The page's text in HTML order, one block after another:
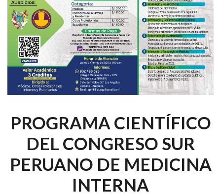
PROGRAMA CIENTÍFICO
DEL CONGRESO SUR
PERUANO DE MEDICINA
INTERNA